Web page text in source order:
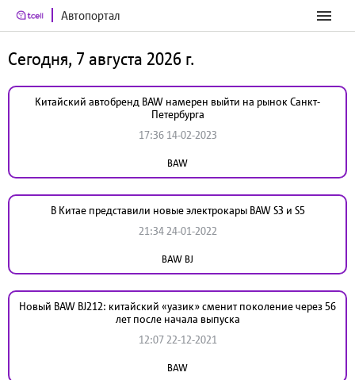
Автопортал
Сегодня, 7 августа 2026 г.
Китайский автобренд BAW намерен выйти на рынок Санкт-
Петербурга
17:36 14-02-2023
BAW
В Китае представили новые электрокары BAW S3 и S5
21:34 24-01-2022
BAW BJ
Новый BAW BJ212: китайский «уазик» сменит поколение через 56
лет после начала выпуска
12:07 22-12-2021
BAW